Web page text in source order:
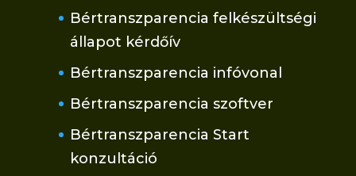
Bértranszparencia felkészültségi
állapot kérdőív
Bértranszparencia infóvonal
Bértranszparencia szoftver
Bértranszparencia Start
konzultáció